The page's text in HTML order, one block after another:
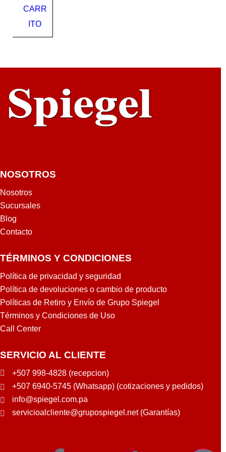
mm
CARR
ITO
NOSOTROS
Nosotros
Sucursales
Blog
Contacto
TÉRMINOS Y CONDICIONES
Política de privacidad y seguridad
Política de devoluciones o cambio de producto
Políticas de Retiro y Envío de Grupo Spiegel
Términos y Condiciones de Uso
Call Center
SERVICIO AL CLIENTE
+507 998-4828 (recepcion)
+507 6940-5745 (Whatsapp) (cotizaciones y pedidos)
info@spiegel.com.pa
servicioalcliente@grupospiegel.net (Garantías)